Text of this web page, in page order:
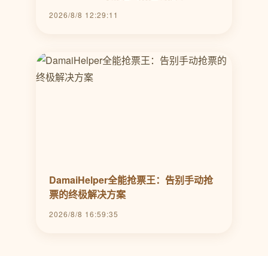
2026/8/8 12:29:11
DamaiHelper全能抢票王：告别手动抢
票的终极解决方案
2026/8/8 16:59:35